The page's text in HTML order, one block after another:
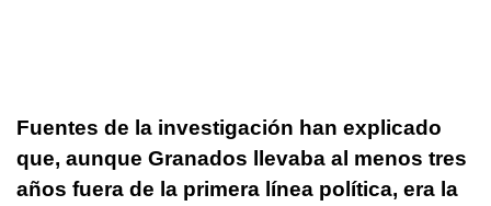
Fuentes de la investigación han explicado
que, aunque Granados llevaba al menos tres
años fuera de la primera línea política, era la